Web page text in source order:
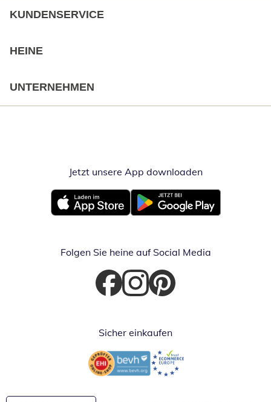
KUNDENSERVICE
HEINE
UNTERNEHMEN
Jetzt unsere App downloadenÖffnet in
Öffnet in neuem FensterÖffnet in neuem Fenster
Folgen Sie heine auf Social Media
Öffnet in neuem Fenster
Öffnet in neuem Fenster
Öffnet in neuem Fenster
Sicher einkaufen
Öffnet in neuem FensterÖffnet in neuem Fenster